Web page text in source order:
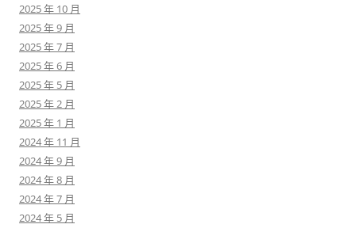
2025 年 10 月
2025 年 9 月
2025 年 7 月
2025 年 6 月
2025 年 5 月
2025 年 2 月
2025 年 1 月
2024 年 11 月
2024 年 9 月
2024 年 8 月
2024 年 7 月
2024 年 5 月